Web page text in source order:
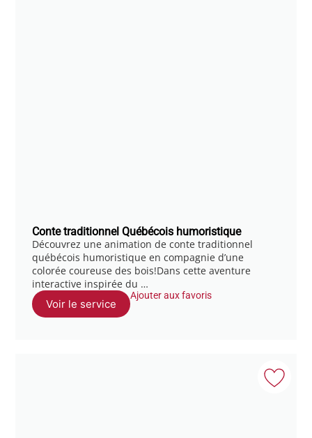
Conte traditionnel Québécois humoristique
Découvrez une animation de conte traditionnel
québécois humoristique en compagnie d’une
colorée coureuse des bois!Dans cette aventure
interactive inspirée du …
Voir le service
Ajouter aux favoris